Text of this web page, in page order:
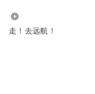
走！去远航！